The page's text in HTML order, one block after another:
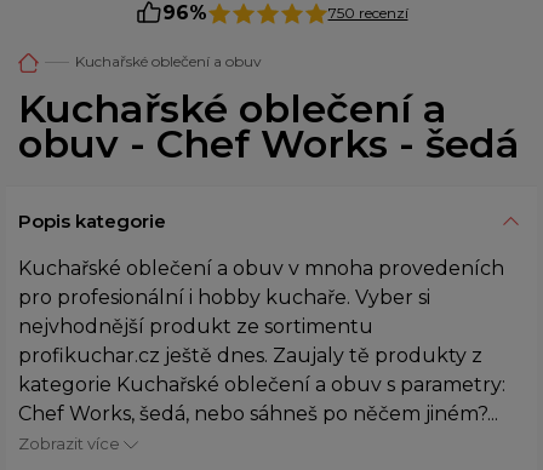
96% 750 recenzí
Kuchařské oblečení a obuv
Kuchařské oblečení a
obuv - Chef Works - šedá
Popis kategorie
Kuchařské oblečení a obuv v mnoha provedeních
pro profesionální i hobby kuchaře. Vyber si
nejvhodnější produkt ze sortimentu
profikuchar.cz ještě dnes. Zaujaly tě produkty z
kategorie Kuchařské oblečení a obuv s parametry:
Chef Works, šedá, nebo sáhneš po něčem jiném?...
Zobrazit více